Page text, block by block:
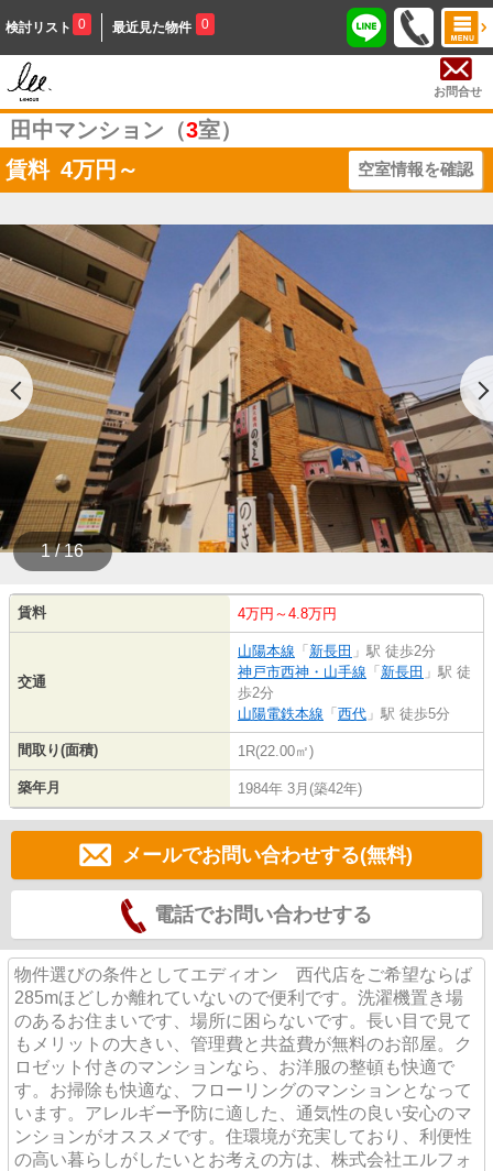
検討リスト 0 最近見た物件 0
お問合せ
田中マンション（3室）
賃料 4万円～ 空室情報を確認
1 / 16
賃料 4万円～4.8万円
交通
山陽本線 「新長田 」駅 徒歩2分
神戸市西神・山手線 「新長田 」駅 徒
歩2分
山陽電鉄本線 「西代 」駅 徒歩5分
間取り(面積) 1R(22.00㎡)
築年月 1984年 3月(築42年)
メールでお問い合わせする(無料)
電話でお問い合わせする
物件選びの条件としてエディオン 西代店をご希望ならば
285mほどしか離れていないので便利です。洗濯機置き場
のあるお住まいです、場所に困らないです。長い目で見て
もメリットの大きい、管理費と共益費が無料のお部屋。ク
ロゼット付きのマンションなら、お洋服の整頓も快適で
す。お掃除も快適な、フローリングのマンションとなって
います。アレルギー予防に適した、通気性の良い安心のマ
ンションがオススメです。住環境が充実しており、利便性
の高い暮らしがしたいとお考えの方は、株式会社エルフォ